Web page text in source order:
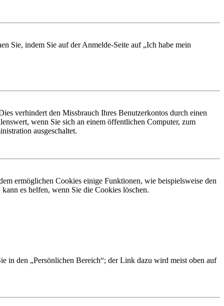
Sie, indem Sie auf der Anmelde-Seite auf „Ich habe mein
verhindert den Missbrauch Ihres Benutzerkontos durch einen
wenn Sie sich an einem öffentlichen Computer, zum
ausgeschaltet.
ermöglichen Cookies einige Funktionen, wie beispielsweise den
es helfen, wenn Sie die Cookies löschen.
in den „Persönlichen Bereich“; der Link dazu wird meist oben auf